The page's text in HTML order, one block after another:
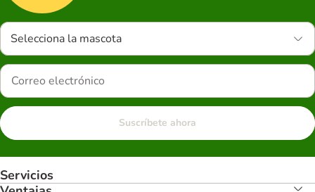
Selecciona la mascota
Suscríbete ahora
Servicios